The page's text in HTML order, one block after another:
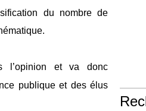
du nombre de
l’opinion et va donc
publique et des élus